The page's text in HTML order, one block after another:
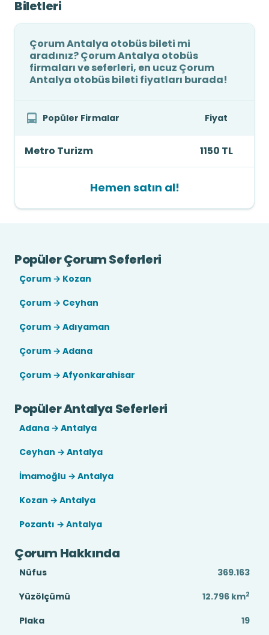
Biletleri
Çorum Antalya otobüs bileti mi
aradınız? Çorum Antalya otobüs
firmaları ve seferleri, en ucuz Çorum
Antalya otobüs bileti fiyatları burada!
Popüler Firmalar Fiyat
Metro Turizm 1150 TL
Hemen satın al!
Popüler Çorum Seferleri
Çorum → Kozan
Çorum → Ceyhan
Çorum → Adıyaman
Çorum → Adana
Çorum → Afyonkarahisar
Popüler Antalya Seferleri
Adana → Antalya
Ceyhan → Antalya
İmamoğlu → Antalya
Kozan → Antalya
Pozantı → Antalya
Çorum Hakkında
Nüfus
369.163
Yüzölçümü
12.796 km2
Plaka
19